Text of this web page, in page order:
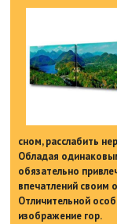
сном, расслабить
Обладая
обязательно
впечатлений своим
Отличительной
изображение гор.